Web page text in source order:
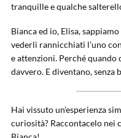
tranquille e qualche
Bianca ed io, Elisa,
vederli rannicchiati l’uno
e attenzioni. Perché quando
davvero. E diventano, senza
Hai vissuto un’esperienza
curiosità? Raccontacelo nei